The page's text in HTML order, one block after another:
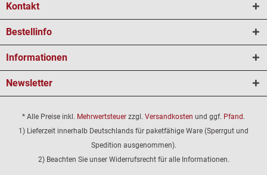
Kontakt
Bestellinfo
Informationen
Newsletter
* Alle Preise inkl. Mehrwertsteuer zzgl. Versandkosten und ggf. Pfand.
1) Lieferzeit innerhalb Deutschlands für paketfähige Ware (Sperrgut und
Spedition ausgenommen).
2) Beachten Sie unser Widerrufsrecht für alle Informationen.